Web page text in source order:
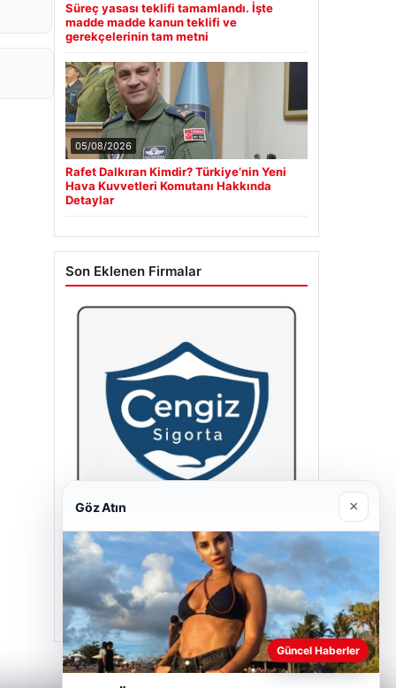
Süreç yasası teklifi tamamlandı. İşte
madde madde kanun teklifi ve
gerekçelerinin tam metni
05/08/2026
Rafet Dalkıran Kimdir? Türkiye’nin Yeni
Hava Kuvvetleri Komutanı Hakkında
Detaylar
Son Eklenen Firmalar
Cengiz Sigorta
23/06/2026
Göz Atın ×
Güncel Haberler